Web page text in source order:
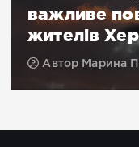
важливе
жителів
Автор Марина